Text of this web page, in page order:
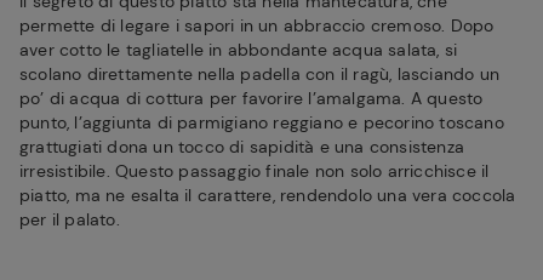
permette di legare i sapori in un abbraccio cremoso. Dopo
aver cotto le tagliatelle in abbondante acqua salata, si
scolano direttamente nella padella con il ragù, lasciando un
po’ di acqua di cottura per favorire l’amalgama. A questo
punto, l’aggiunta di parmigiano reggiano e pecorino toscano
grattugiati dona un tocco di sapidità e una consistenza
irresistibile. Questo passaggio finale non solo arricchisce il
piatto, ma ne esalta il carattere, rendendolo una vera coccola
per il palato.